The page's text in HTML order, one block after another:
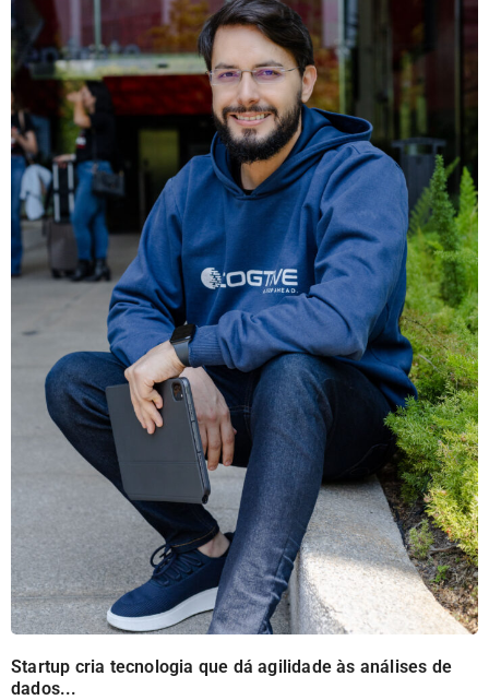
Startup cria tecnologia que dá agilidade às análises de
dados...